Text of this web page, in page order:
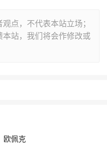
点，不代表本站立场；
站，我们将会作修改或
欧佩克